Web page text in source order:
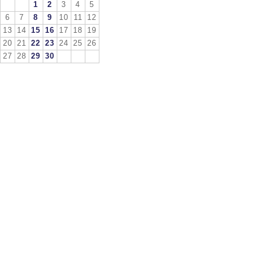
1
2 3 4
5
6
7 8 9 10 11
12
13
14 15 16 17 18
19
20
21 22 23 24 25
26
27
28 29 30